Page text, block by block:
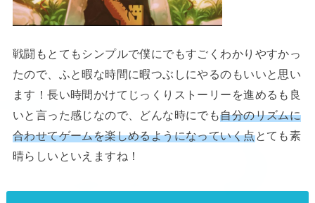
戦闘もとてもシンプルで僕にでもすごくわかりやすかっ
たので、ふと暇な時間に暇つぶしにやるのもいいと思い
ます！長い時間かけてじっくりストーリーを進めるも良
いと言った感じなので、どんな時にでも自分のリズムに
合わせてゲームを楽しめるようになっていく点とても素
晴らしいといえますね！